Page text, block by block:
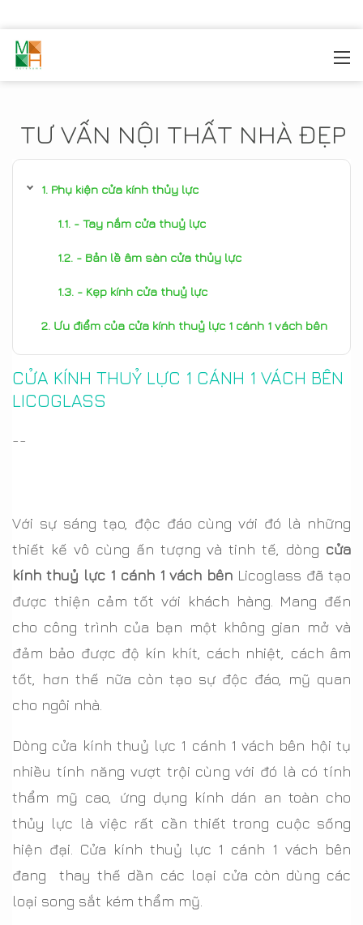
TƯ VẤN NỘI THẤT NHÀ ĐẸP
Phụ kiện cửa kính thủy lực
- Tay nắm cửa thuỷ lực
- Bản lề âm sàn cửa thủy lực
- Kẹp kính cửa thuỷ lực
Ưu điểm của cửa kính thuỷ lực 1 cánh 1 vách bên
CỬA KÍNH THUỶ LỰC 1 CÁNH 1 VÁCH BÊN
LICOGLASS
--
Với sự sáng tạo, độc đáo cùng với đó là những
thiết kế vô cùng ấn tượng và tinh tế, dòng cửa
kính thuỷ lực 1 cánh 1 vách bên Licoglass đã tạo
được thiện cảm tốt với khách hàng. Mang đến
cho công trình của bạn một không gian mở và
đảm bảo được độ kín khít, cách nhiệt, cách âm
tốt, hơn thế nữa còn tạo sự độc đáo, mỹ quan
cho ngôi nhà.
Dòng cửa kính thuỷ lực 1 cánh 1 vách bên hội tụ
nhiều tính năng vượt trội cùng với đó là có tính
thẩm mỹ cao, ứng dụng kính dán an toàn cho
thủy lực là việc rất cần thiết trong cuộc sống
hiện đại. Cửa kính thuỷ lực 1 cánh 1 vách bên
đang thay thế dần các loại cửa còn dùng các
loại song sắt kém thẩm mỹ.